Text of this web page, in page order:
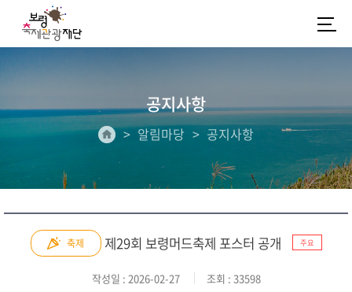
공지사항
알림마당 공지사항
축제 제29회 보령머드축제 포스터 공개 주요
작성일 : 2026-02-27 조회 : 33598